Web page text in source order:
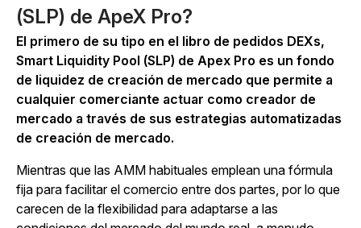
(SLP) de ApeX Pro?
El primero de su tipo en el libro de pedidos DEXs,
Smart Liquidity Pool (SLP) de Apex Pro es un fondo
de liquidez de creación de mercado que permite a
cualquier comerciante actuar como creador de
mercado a través de sus estrategias automatizadas
de creación de mercado.
Mientras que las AMM habituales emplean una fórmula
fija para facilitar el comercio entre dos partes, por lo que
carecen de la flexibilidad para adaptarse a las